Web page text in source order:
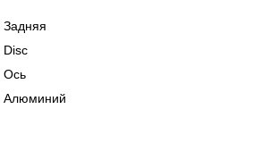
Задняя
Disc
Ось
Алюминий